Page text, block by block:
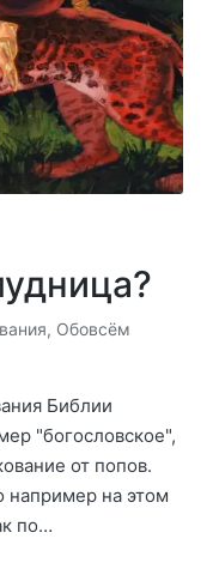
, Обовсём
Библии
"богословское",
от попов.
например на этом
по…